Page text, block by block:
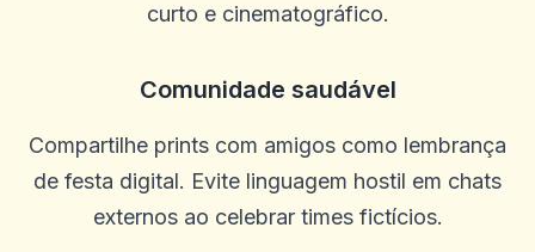
curto e cinematográfico.
Comunidade saudável
Compartilhe prints com amigos como lembrança
de festa digital. Evite linguagem hostil em chats
externos ao celebrar times fictícios.